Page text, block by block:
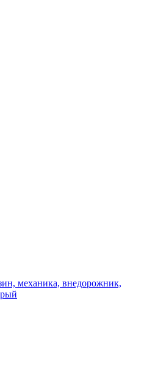
механика, внедорожник,